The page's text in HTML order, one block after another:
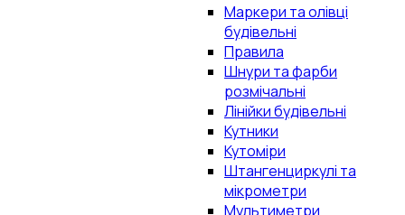
Маркери та олівці
будівельні
Правила
Шнури та фарби
розмічальні
Лінійки будівельні
Кутники
Кутоміри
Штангенциркулі та
мікрометри
Мультиметри